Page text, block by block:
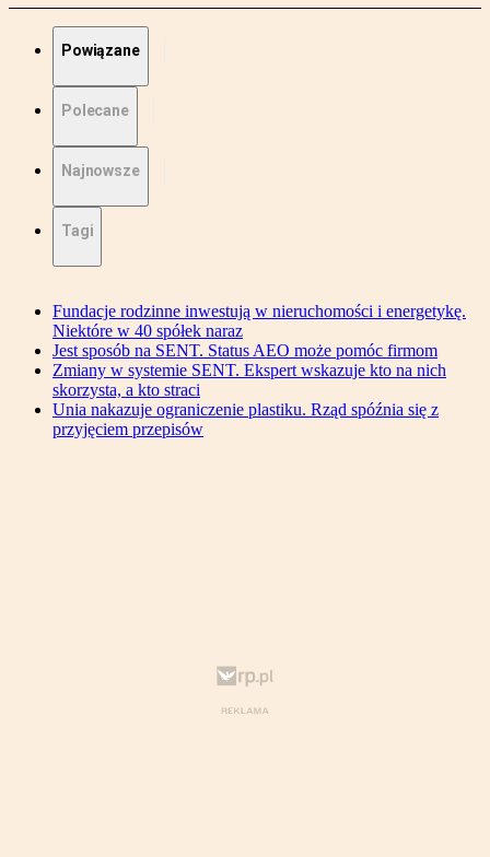
Powiązane
Polecane
Najnowsze
Tagi
Fundacje rodzinne inwestują w nieruchomości i energetykę.
Niektóre w 40 spółek naraz
Jest sposób na SENT. Status AEO może pomóc firmom
Zmiany w systemie SENT. Ekspert wskazuje kto na nich
skorzysta, a kto straci
Unia nakazuje ograniczenie plastiku. Rząd spóźnia się z
przyjęciem przepisów